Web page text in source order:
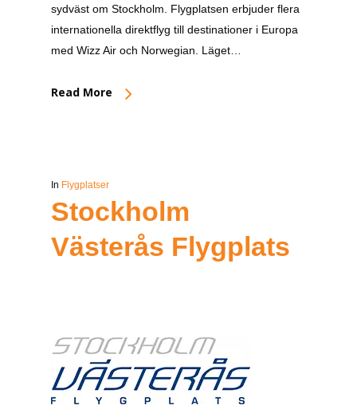
sydväst om Stockholm. Flygplatsen erbjuder flera
internationella direktflyg till destinationer i Europa
med Wizz Air och Norwegian. Läget…
Read More
In Flygplatser
Stockholm
Västerås Flygplats